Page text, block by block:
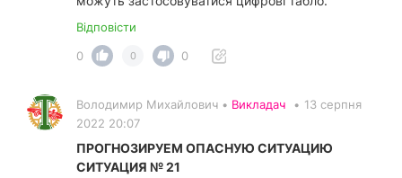
Відповісти
0
0 0
Володимир Михайлович • Викладач • 13 серпня
2022 20:07
ПРОГНОЗИРУЕМ ОПАСНУЮ СИТУАЦИЮ
СИТУАЦИЯ № 21